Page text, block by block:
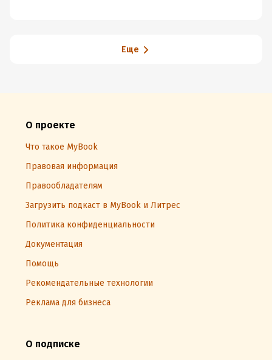
Еще
О проекте
Что такое MyBook
Правовая информация
Правообладателям
Загрузить подкаст в MyBook и Литрес
Политика конфиденциальности
Документация
Помощь
Рекомендательные технологии
Реклама для бизнеса
О подписке